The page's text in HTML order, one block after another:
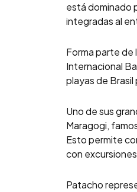
está dominado
integradas al
Forma parte de
Internacional
playas de Brasil
Uno de sus
Maragogi,
Esto permite
con
Patacho